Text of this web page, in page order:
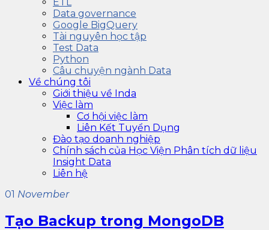
Data governance
Google BigQuery
Tài nguyên học tập
Test Data
Python
Câu chuyện ngành Data
Về chúng tôi
Giới thiệu về Inda
Việc làm
Cơ hội việc làm
Liên Kết Tuyển Dụng
Đào tạo doanh nghiệp
Chính sách của Học Viện Phân tích dữ liệu
Insight Data
Liên hệ
01 November
Tạo Backup trong MongoDB